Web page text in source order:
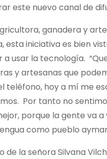
este nuevo canal de
ganadera y
esta iniciativa es bien
a usar la tecnología.
y artesanas que
teléfono, hoy a mí me
Por tanto no
porque la gente va
como pueblo
de la señora Silvana